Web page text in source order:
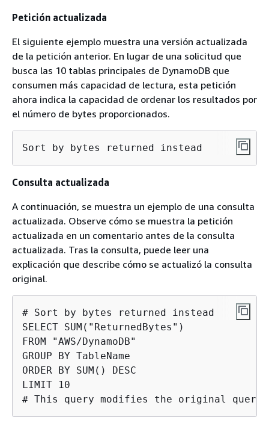
Petición actualizada
El siguiente ejemplo muestra una versión actualizada
de la petición anterior. En lugar de una solicitud que
busca las 10 tablas principales de DynamoDB que
consumen más capacidad de lectura, esta petición
ahora indica la capacidad de ordenar los resultados por
el número de bytes proporcionados.
Sort by bytes returned instead
Consulta actualizada
A continuación, se muestra un ejemplo de una consulta
actualizada. Observe cómo se muestra la petición
actualizada en un comentario antes de la consulta
actualizada. Tras la consulta, puede leer una
explicación que describe cómo se actualizó la consulta
original.
# Sort by bytes returned instead
SELECT SUM("ReturnedBytes")
FROM "AWS/DynamoDB"
GROUP BY TableName
ORDER BY SUM() DESC
LIMIT 10
# This query modifies the original